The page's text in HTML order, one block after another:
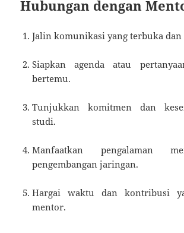
Hubungan dengan
Jalin komunikasi yang terbuka dan
Siapkan agenda atau
bertemu.
Tunjukkan komitmen dan
studi.
Manfaatkan pengalaman
pengembangan jaringan.
Hargai waktu dan kontribusi
mentor.